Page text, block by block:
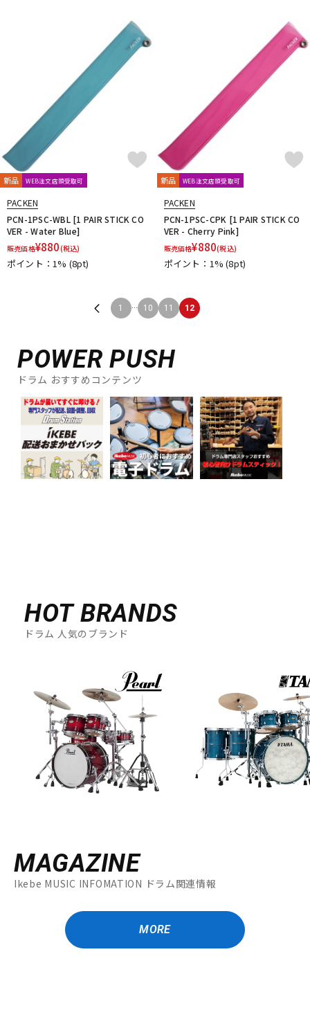
新品 WEB注文店頭受取可
PACKEN
PCN-1PSC-WBL [1 PAIR STICK CO
VER - Water Blue]
販売価格¥880(税込)
ポイント：1% (8pt)
新品 WEB注文店頭受取可
PACKEN
PCN-1PSC-CPK [1 PAIR STICK CO
VER - Cherry Pink]
販売価格¥880(税込)
ポイント：1%(8pt)
1 ... 10 11 12
POWER PUSH
ドラム おすすめコンテンツ
HOT BRANDS
ドラム 人気のブランド
MAGAZINE
Ikebe MUSIC INFOMATION ドラム関連情報
MORE